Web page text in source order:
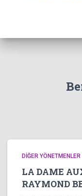
DİĞER
LA DAME
RAYMOND